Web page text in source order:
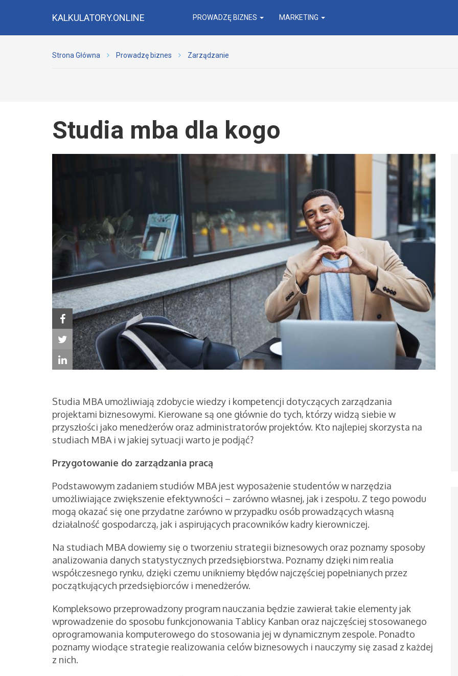
KALKULATORY.ONLINE PROWADZĘ BIZNES MARKETING
Strona Główna Prowadzę biznes Zarządzanie
Studia mba dla kogo
Studia MBA umożliwiają zdobycie wiedzy i kompetencji dotyczących zarządzania
projektami biznesowymi. Kierowane są one głównie do tych, którzy widzą siebie w
przyszłości jako menedżerów oraz administratorów projektów. Kto najlepiej skorzysta na
studiach MBA i w jakiej sytuacji warto je podjąć?
Przygotowanie do zarządzania pracą
Podstawowym zadaniem studiów MBA jest wyposażenie studentów w narzędzia
umożliwiające zwiększenie efektywności – zarówno własnej, jak i zespołu. Z tego powodu
mogą okazać się one przydatne zarówno w przypadku osób prowadzących własną
działalność gospodarczą, jak i aspirujących pracowników kadry kierowniczej.
Na studiach MBA dowiemy się o tworzeniu strategii biznesowych oraz poznamy sposoby
analizowania danych statystycznych przedsiębiorstwa. Poznamy dzięki nim realia
współczesnego rynku, dzięki czemu unikniemy błędów najczęściej popełnianych przez
początkujących przedsiębiorców i menedżerów.
Kompleksowo przeprowadzony program nauczania będzie zawierał takie elementy jak
wprowadzenie do sposobu funkcjonowania Tablicy Kanban oraz najczęściej stosowanego
oprogramowania komputerowego do stosowania jej w dynamicznym zespole. Ponadto
poznamy wiodące strategie realizowania celów biznesowych i nauczymy się zasad z każdej
z nich.